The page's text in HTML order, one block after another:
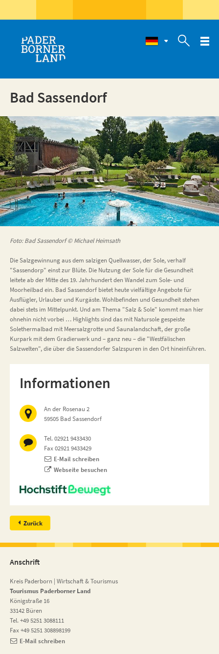

Bad Sassendorf
Foto: Bad Sassendorf © Michael Heimsath
Die Salzgewinnung aus dem salzigen Quellwasser, der Sole, verhalf
"Sassendorp" einst zur Blüte. Die Nutzung der Sole für die Gesundheit
leitete ab der Mitte des 19. Jahrhundert den Wandel zum Sole- und
Moorheilbad ein. Bad Sassendorf bietet heute vielfältige Angebote für
Ausflügler, Urlauber und Kurgäste. Wohlbefinden und Gesundheit stehen
dabei stets im Mittelpunkt. Und am Thema "Salz & Sole" kommt man hier
ohnehin nicht vorbei … Highlights sind das mit Natursole gespeiste
Solethermalbad mit Meersalzgrotte und Saunalandschaft, der große
Kurpark mit dem Gradierwerk und – ganz neu – die "Westfälischen
Salzwelten", die über die Sassendorfer Salzspuren in den Ort hineinführen.
Informationen
An der Rosenau 2
59505 Bad Sassendorf
Tel. 02921 9433430
Fax 02921 9433429
E-Mail schreiben
Webseite besuchen
Zurück
Anschrift
Kreis Paderborn | Wirtschaft & Tourismus
Tourismus Paderborner Land
Königstraße 16
33142 Büren
Tel. +49 5251 3088111
Fax +49 5251 308898199
E-Mail schreiben